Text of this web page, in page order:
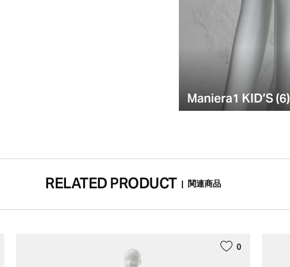
Maniera1 KID’S (6)
RELATED PRODUCT | 関連商品
0